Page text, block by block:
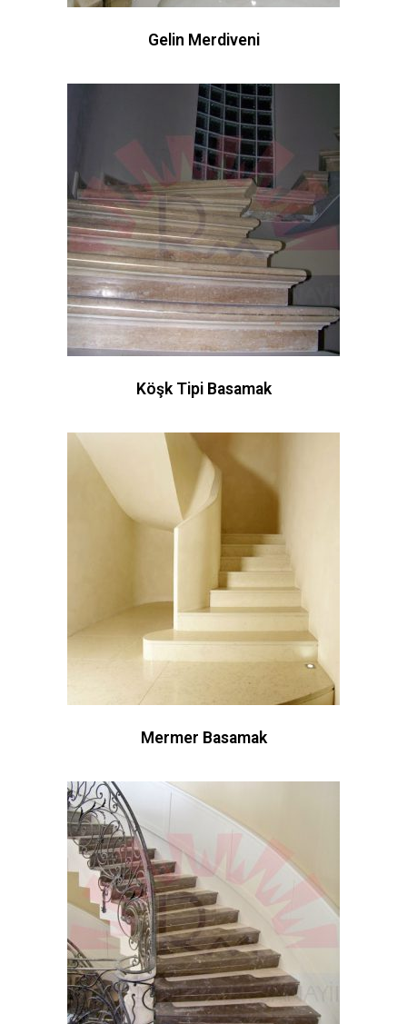
Gelin Merdiveni
Köşk Tipi Basamak
Mermer Basamak